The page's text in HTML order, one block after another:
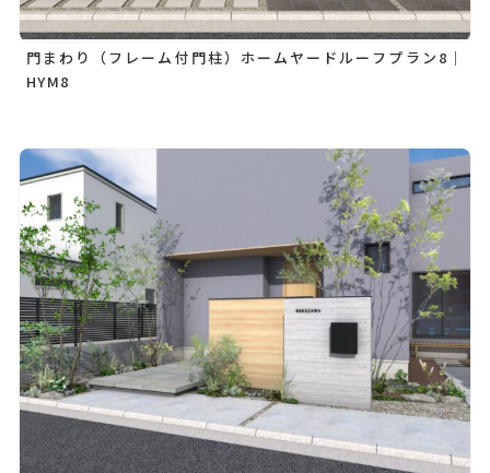
門まわり（フレーム付門柱）ホームヤードルーフプラン8｜
HYM8